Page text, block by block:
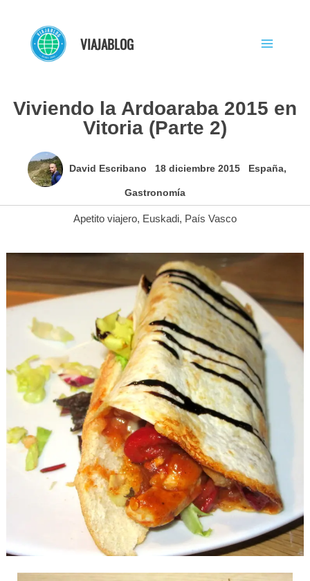
contenido
VIAJABLOG
Viviendo la Ardoaraba 2015 en
Vitoria (Parte 2)
David Escribano 18 diciembre 2015 España,
Gastronomía
Apetito viajero, Euskadi, País Vasco